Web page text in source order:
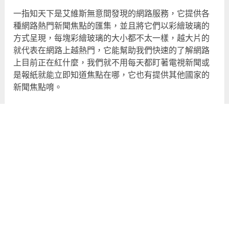
一指知天下是艾維斯無意間發現的網路服務，它提供各
種網路熱門新聞焦點的匯集，並且將它們以彩繪玻璃的
方式呈現，每塊彩繪玻璃的大小都不太一樣，越大片的
就代表在網路上越熱門，它能幫助我們快速的了解網路
上目前正在紅什麼，我們就不用每天都盯著電視新聞或
是報紙就能立即知道焦點在哪，它也有提供其他國家的
新聞焦點唷。